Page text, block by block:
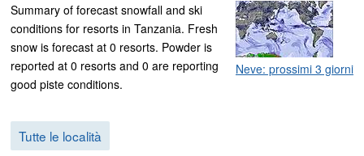
Neve: prossimi 3 giorni
Summary of forecast snowfall and ski
conditions for resorts in Tanzania. Fresh
snow is forecast at 0 resorts. Powder is
reported at 0 resorts and 0 are reporting
good piste conditions.
Tutte le località